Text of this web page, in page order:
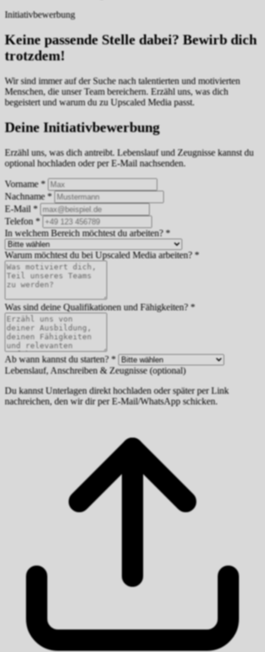
Initiativbewerbung
Keine passende Stelle dabei? Bewirb dich
trotzdem!
Wir sind immer auf der Suche nach talentierten und motivierten
Menschen, die unser Team bereichern. Erzähl uns, was dich
begeistert und warum du zu Upscaled Media passt.
Deine Initiativbewerbung
Erzähl uns, was dich antreibt. Lebenslauf und Zeugnisse kannst du
optional hochladen oder per E-Mail nachsenden.
Vorname*
Nachname*
E-Mail *
Telefon *
In welchem Bereich möchtest du arbeiten?*
Warum möchtest du bei Upscaled Media arbeiten?*
Was sind deine Qualifikationen und Fähigkeiten?*
Ab wann kannst du starten?*
Lebenslauf, Anschreiben & Zeugnisse(optional)
Du kannst Unterlagen direkt hochladen oder später per Link
nachreichen, den wir dir per E-Mail/WhatsApp schicken.